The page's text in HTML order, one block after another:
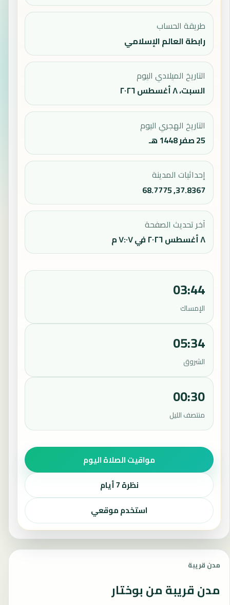
طريقة الحساب
رابطة العالم الإسلامي
التاريخ الميلادي اليوم
السبت، ٨ أغسطس ٢٠٢٦
التاريخ الهجري اليوم
25 صفر 1448 هـ
إحداثيات المدينة
37.8367, 68.7775
آخر تحديث الصفحة
٨ أغسطس ٢٠٢٦ في ٧:٠٧ م
03:44
الإمساك
05:34
الشروق
00:30
منتصف الليل
مواقيت الصلاة اليوم
نظرة 7 أيام
استخدم موقعي
مدن قريبة
مدن قريبة من بوختار